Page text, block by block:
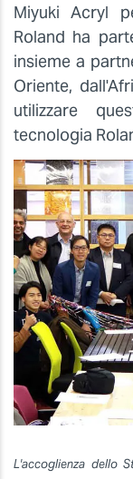
Miyuki Acryl
Roland ha
insieme a
Oriente,
utilizzare
tecnologia
L'accoglienza dello